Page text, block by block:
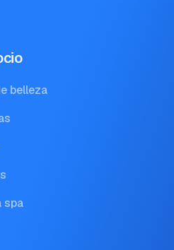
belleza
spa